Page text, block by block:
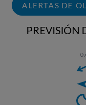
ALERTAS DE
PREVISIÓN